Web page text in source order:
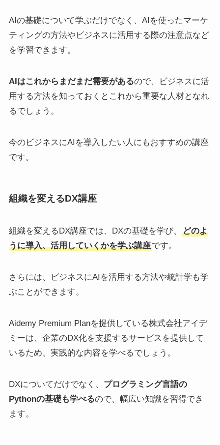
AIの基礎について学ぶだけでなく、AIを使ったマーケ
ティングの方法やビジネスに活用する際の注意点など
を学習できます。
AIはこれからまだまだ需要があるので、ビジネスに活
用する方法を知っておくとこれから重要な人材となれ
るでしょう。
今のビジネスにAIを導入したい人にもおすすめの講座
です。
組織を変えるDX講座
組織を変えるDX講座では、DXの基礎を学び、
どのよ
うに導入、活用していくかを学ぶ講座です。
さらには、ビジネスにAIを活用する方法や統計学も学
ぶことができます。
Aidemy Premium Planを提供している株式会社アイデ
ミーは、企業のDX化を支援するサービスを提供して
いるため、実践的な内容を学べるでしょう。
DXについてだけでなく、 プログラミング言語の
Pythonの基礎も学べるので、幅広い知識を習得でき
ます。